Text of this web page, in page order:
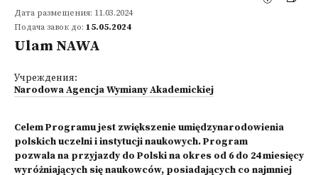
Дата размещения: 11.03.2024
Подача завок до: 15.05.2024
Ulam NAWA
Учреждения:
Narodowa Agencja Wymiany Akademickiej
Celem Programu jest zwiększenie umiędzynarodowienia
polskich uczelni i instytucji naukowych. Program
pozwala na przyjazdy do Polski na okres od 6 do 24 miesięcy
wyróżniających się naukowców, posiadających co najmniej